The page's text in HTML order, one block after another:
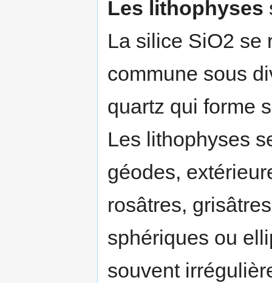
Les lithophyses
La silice SiO2 se
commune sous
quartz qui forme
Les lithophyses
géodes,
rosâtres,
sphériques ou
souvent